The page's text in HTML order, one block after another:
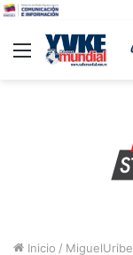
Menu
Inicio / MiguelUribe